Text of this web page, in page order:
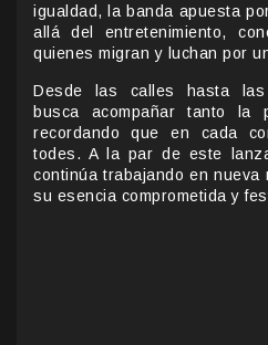
igualdad, la banda apuesta
allá del entretenimiento,
quienes migran y luchan por
Desde las calles hasta las
busca acompañar tanto la
recordando que en cada
todes. A la par de este
continúa trabajando en nueva
su esencia comprometida y